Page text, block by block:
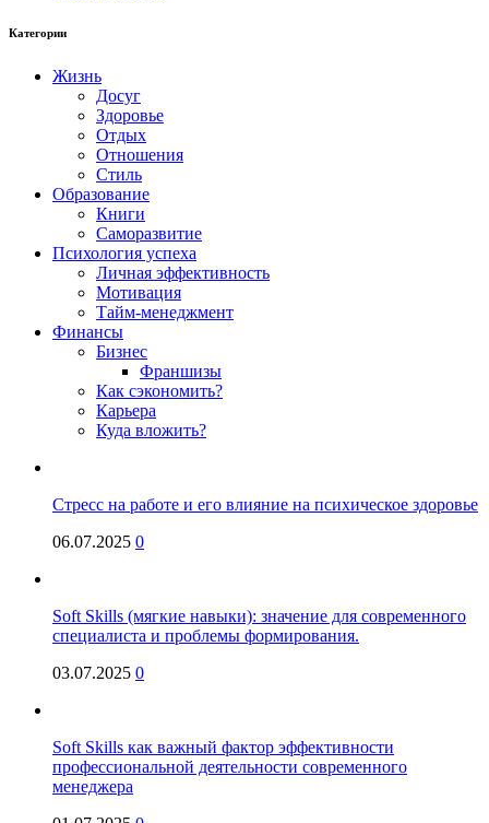
Категории
Жизнь
Досуг
Здоровье
Отдых
Отношения
Стиль
Образование
Книги
Саморазвитие
Психология успеха
Личная эффективность
Мотивация
Тайм-менеджмент
Финансы
Бизнес
Франшизы
Как сэкономить?
Карьера
Куда вложить?
Стресс на работе и его влияние на психическое здоровье
06.07.2025 0
Soft Skills (мягкие навыки): значение для современного
специалиста и проблемы формирования.
03.07.2025 0
Soft Skills как важный фактор эффективности
профессиональной деятельности современного
менеджера